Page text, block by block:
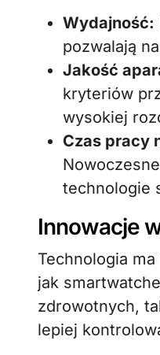
Wydajność:
pozwalają
Jakość
kryteriów
wysokiej
Czas pracy
technologie
Innowacje
Technologia
jak
zdrowotnych,
lepiej